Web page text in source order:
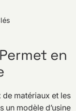
en
de matériaux et les
un modèle d’usine